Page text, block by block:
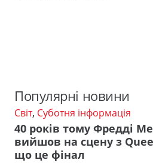
Популярні новини
Світ, Суботня інформація
40 років тому Фредді
вийшов на сцену з
що це фінал